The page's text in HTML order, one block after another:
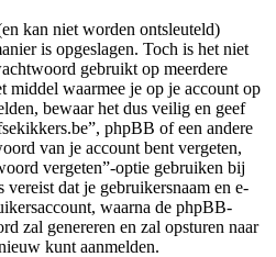
kan niet worden ontsleuteld)
is opgeslagen. Toch is het niet
gebruikt op meerdere
middel waarmee je op je account op
bewaar het dus veilig en geef
phpBB of een andere
van je account bent vergeten,
vergeten”-optie gebruiken bij
vereist dat je gebruikersnaam en e-
waarna de phpBB-
zal genereren en zal opsturen naar
kunt aanmelden.